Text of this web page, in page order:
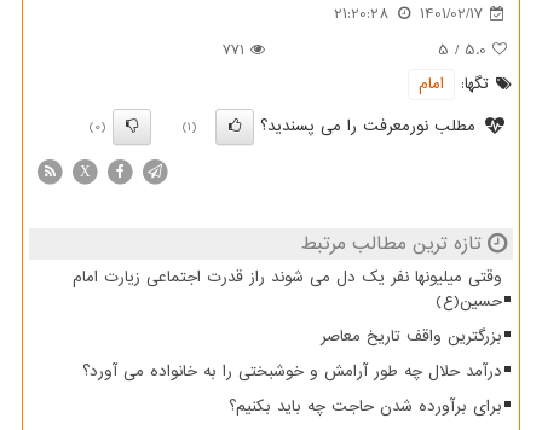
1401/02/17
21:20:28
5.0
/
5
771
تگها:
امام
مطلب نورمعرفت را می پسندید؟
(1)
(0)
X
تازه ترین مطالب مرتبط
وقتی میلیونها نفر یک دل می شوند راز قدرت اجتماعی زیارت امام
حسین(ع)
بزرگترین واقف تاریخ معاصر
درآمد حلال چه طور آرامش و خوشبختی را به خانواده می آورد؟
برای برآورده شدن حاجت چه باید بکنیم؟